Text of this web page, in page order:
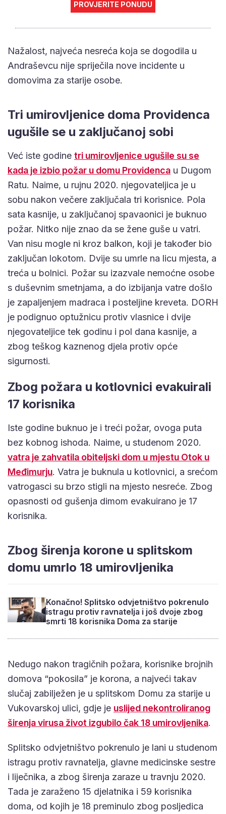
PROVJERITE PONUDU
Nažalost, najveća nesreća koja se dogodila u
Andraševcu nije spriječila nove incidente u
domovima za starije osobe.
Tri umirovljenice doma Providenca
ugušile se u zaključanoj sobi
Već iste godine tri umirovljenice ugušile su se
kada je izbio požar u domu Providenca u Dugom
Ratu. Naime, u rujnu 2020. njegovateljica je u
sobu nakon večere zaključala tri korisnice. Pola
sata kasnije, u zaključanoj spavaonici je buknuo
požar. Nitko nije znao da se žene guše u vatri.
Van nisu mogle ni kroz balkon, koji je također bio
zaključan lokotom. Dvije su umrle na licu mjesta, a
treća u bolnici. Požar su izazvale nemoćne osobe
s duševnim smetnjama, a do izbijanja vatre došlo
je zapaljenjem madraca i posteljine kreveta. DORH
je podignuo optužnicu protiv vlasnice i dvije
njegovateljice tek godinu i pol dana kasnije, a
zbog teškog kaznenog djela protiv opće
sigurnosti.
Zbog požara u kotlovnici evakuirali
17 korisnika
Iste godine buknuo je i treći požar, ovoga puta
bez kobnog ishoda. Naime, u studenom 2020.
vatra je zahvatila obiteljski dom u mjestu Otok u
Međimurju. Vatra je buknula u kotlovnici, a srećom
vatrogasci su brzo stigli na mjesto nesreće. Zbog
opasnosti od gušenja dimom evakuirano je 17
korisnika.
Zbog širenja korone u splitskom
domu umrlo 18 umirovljenika
Konačno! Splitsko odvjetništvo pokrenulo
istragu protiv ravnatelja i još dvoje zbog
smrti 18 korisnika Doma za starije
Nedugo nakon tragičnih požara, korisnike brojnih
domova “pokosila” je korona, a najveći takav
slučaj zabilježen je u splitskom Domu za starije u
Vukovarskoj ulici, gdje je uslijed nekontroliranog
širenja virusa život izgubilo čak 18 umirovljenika.
Splitsko odvjetništvo pokrenulo je lani u studenom
istragu protiv ravnatelja, glavne medicinske sestre
i liječnika, a zbog širenja zaraze u travnju 2020.
Tada je zaraženo 15 djelatnika i 59 korisnika
doma, od kojih je 18 preminulo zbog posljedica